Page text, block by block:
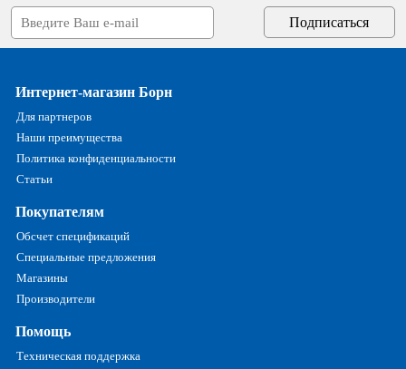
Интернет-магазин Борн
Для партнеров
Наши преимущества
Политика конфиденциальности
Статьи
Покупателям
Обсчет спецификаций
Специальные предложения
Магазины
Производители
Помощь
Техническая поддержка